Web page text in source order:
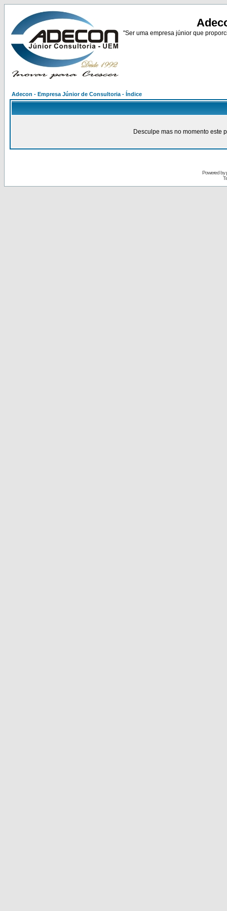
"Ser uma empresa júnior que
Adecon - Empresa Júnior de Consultoria - Índice
Desculpe mas no momento este
Powered by